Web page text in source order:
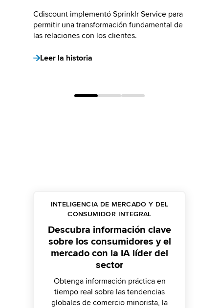
Cdiscount implementó Sprinklr Service para
permitir una transformación fundamental de
las relaciones con los clientes.
Leer la historia
INTELIGENCIA DE MERCADO Y DEL
CONSUMIDOR INTEGRAL
Descubra información clave
sobre los consumidores y el
mercado con la IA líder del
sector
Obtenga información práctica en
tiempo real sobre las tendencias
globales de comercio minorista, la